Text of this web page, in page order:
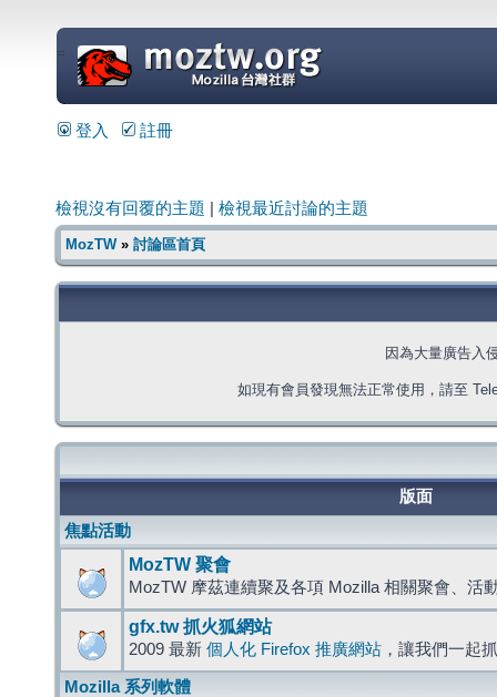
=
登入 註冊
檢視沒有回覆的主題 檢視最近討論的主題
MozTW» 討論區首頁
因為大量廣告入
如現有會員發現無法正常使用，請至
版面
焦點活動
MozTW 聚會
MozTW 摩茲連續聚及各項 Mozilla 相關聚會、活
gfx.tw 抓火狐網站
2009 最新 個人化 Firefox 推廣網站 ，讓我們一起
Mozilla 系列軟體